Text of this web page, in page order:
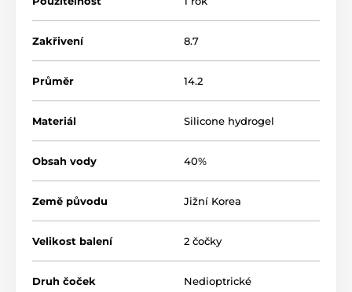
Zakřivení 8.7
Průměr 14.2
Materiál Silicone hydrogel
Obsah vody 40%
Země původu Jižní Korea
Velikost balení 2 čočky
Druh čoček Nedioptrické